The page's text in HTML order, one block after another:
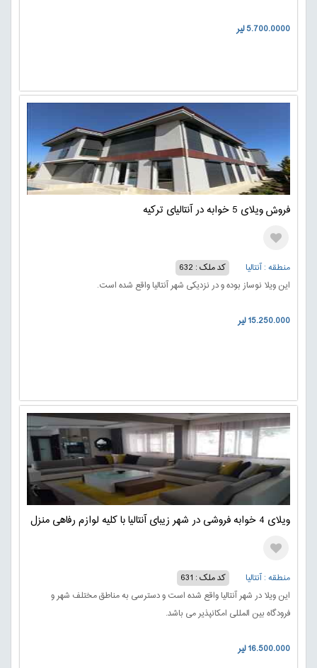
5.700.0000 لیر
فروش ویلای 5 خوابه در آنتالیای ترکیه
منطقه : آنتالیا
کد ملک : 632
این ویلا نوساز بوده و در نزدیکی شهر آنتالیا واقع شده است.
15.250.000 لیر
ویلای 4 خوابه فروشی در شهر زیبای آنتالیا با کلیه لوازم رفاهی منزل
منطقه : آنتالیا
کد ملک : 631
این ویلا در شهر آنتالیا واقع شده است و دسترسی به مناطق مختلف شهر و
فرودگاه بین المللی امکانپذیر می باشد.
16.500.000 لیر